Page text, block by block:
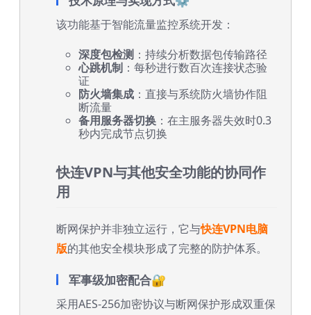
该功能基于智能流量监控系统开发：
深度包检测 ：持续分析数据包传输路径
心跳机制 ：每秒进行数百次连接状态验
证
防火墙集成 ：直接与系统防火墙协作阻
断流量
备用服务器切换 ：在主服务器失效时0.3
秒内完成节点切换
快连VPN与其他安全功能的协同作
用
断网保护并非独立运行，它与快连VPN电脑
版的其他安全模块形成了完整的防护体系。
军事级加密配合🔐
采用AES-256加密协议与断网保护形成双重保